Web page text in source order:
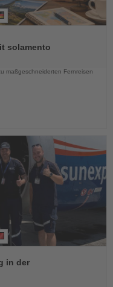
solamento
maßgeschneiderten Fernreisen
in der